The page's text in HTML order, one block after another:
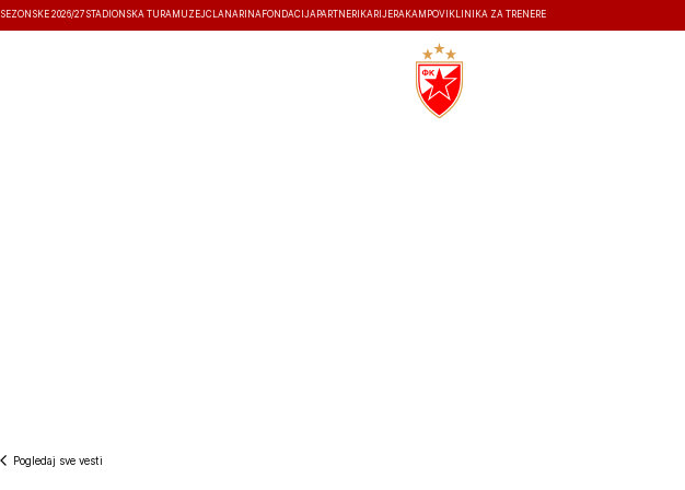
SEZONSKE 2026/27 STADIONSKA TURA MUZEJČLANARINA FONDACIJA PARTNERI KARIJERA KAMPOVI KLINIKA ZA TRENERE
Pogledaj sve vesti